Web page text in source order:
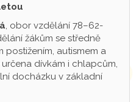
, obor vzdělání 78–62-
žákům se středně
postižením, autismem a
dívkám i chlapcům,
docházku v základní